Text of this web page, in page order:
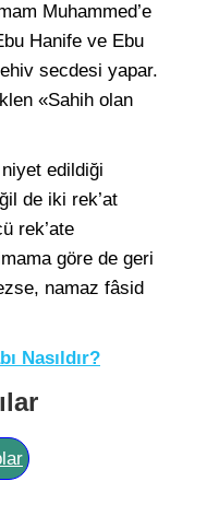
Muhammed’e
Hanife ve Ebu
secdesi yapar.
«Sahih olan
edildiği
de iki rek’at
rek’ate
göre de geri
namaz fâsid
Nasıldır?